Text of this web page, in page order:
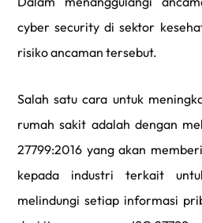
cyber security di sektor
risiko ancaman tersebut.
Salah satu cara untuk
rumah sakit adalah dengan
27799:2016 yang akan
kepada industri terkait
melindungi setiap informasi